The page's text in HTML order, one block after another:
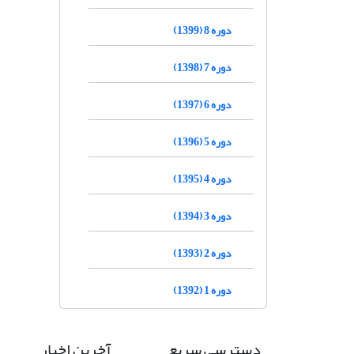
دوره 8 (1399)
دوره 7 (1398)
دوره 6 (1397)
دوره 5 (1396)
دوره 4 (1395)
دوره 3 (1394)
دوره 2 (1393)
دوره 1 (1392)